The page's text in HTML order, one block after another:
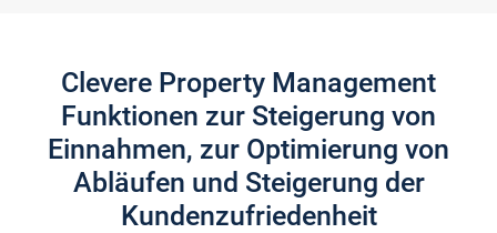
Clevere Property Management
Funktionen zur Steigerung von
Einnahmen, zur Optimierung von
Abläufen und Steigerung der
Kundenzufriedenheit